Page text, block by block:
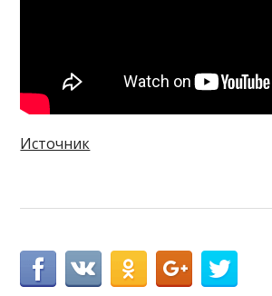
Источник